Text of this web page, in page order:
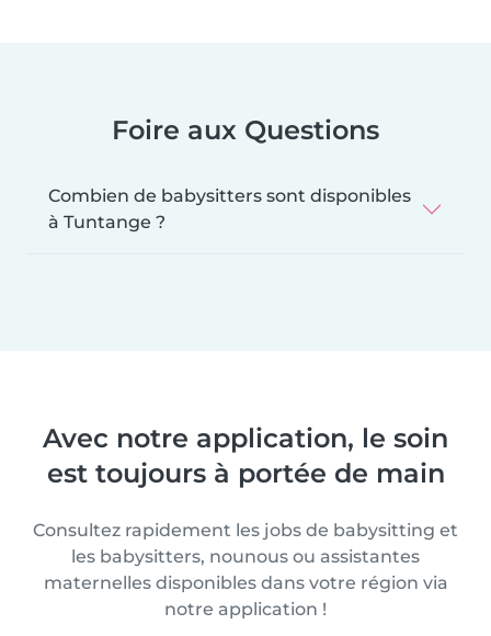
Foire aux Questions
Combien de babysitters sont disponibles
à Tuntange ?
Avec notre application, le soin
est toujours à portée de main
Consultez rapidement les jobs de babysitting et
les babysitters, nounous ou assistantes
maternelles disponibles dans votre région via
notre application !